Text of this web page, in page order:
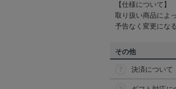
【仕様について】
取り扱い商品によ
予告なく変更にな
その他
決済について